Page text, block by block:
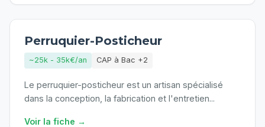
Perruquier-Posticheur
~25k - 35k€/an CAP à Bac +2
Le perruquier-posticheur est un artisan spécialisé
dans la conception, la fabrication et l'entretien...
Voir la fiche →